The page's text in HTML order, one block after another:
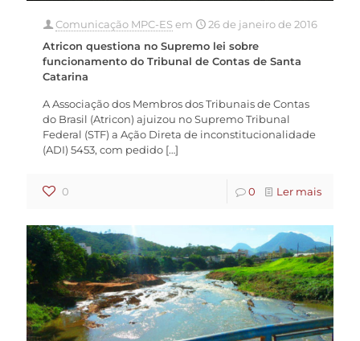
Comunicação MPC-ESem
26 de janeiro de 2016
Atricon questiona no Supremo lei sobre
funcionamento do Tribunal de Contas de Santa
Catarina
A Associação dos Membros dos Tribunais de Contas
do Brasil (Atricon) ajuizou no Supremo Tribunal
Federal (STF) a Ação Direta de inconstitucionalidade
(ADI) 5453, com pedido […]
0 0 Ler mais